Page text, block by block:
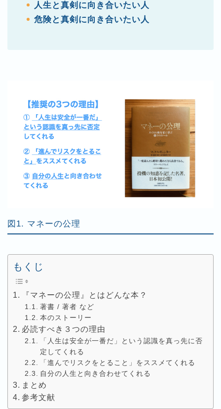
人生と真剣に向き合いたい人
危険と真剣に向き合いたい人
図1. マネーの公理
もくじ
『マネーの公理』とはどんな本？
著書 / 著者 など
本のストーリー
必読すべき３つの理由
「人生は安全が一番だ」という認識を真っ先に否
定してくれる
「進んでリスクをとること」をススメてくれる
自分の人生と向き合わせてくれる
まとめ
参考文献